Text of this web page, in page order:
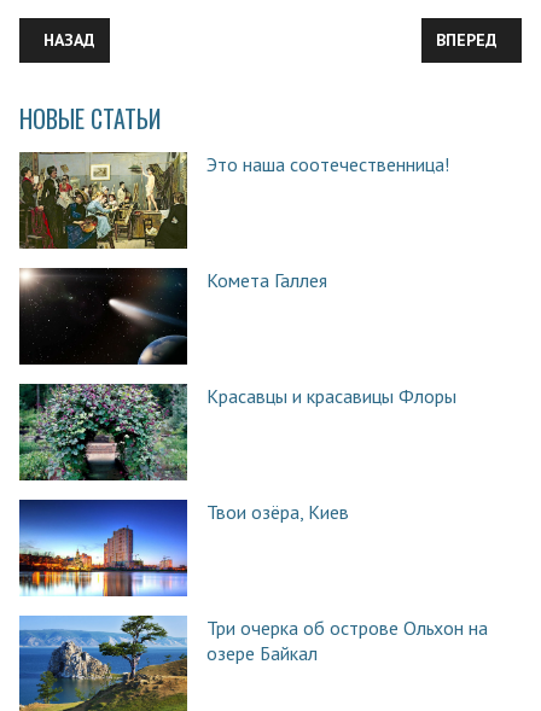
ПРЕДЫДУЩИЙ: ЛЮДИ И ВЕТЕР. «ЭЛЕКТРИЧЕСКАЯ ЭРА»
НАЗАД ВПЕРЕД
НОВЫЕ СТАТЬИ
Это наша соотечественница!
Комета Галлея
Красавцы и красавицы Флоры
Твои озёра, Киев
Три очерка об острове Ольхон на
озере Байкал